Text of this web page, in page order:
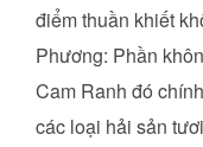
điểm thuần khiết
Phương: Phần
Cam Ranh đó
các loại hải sản